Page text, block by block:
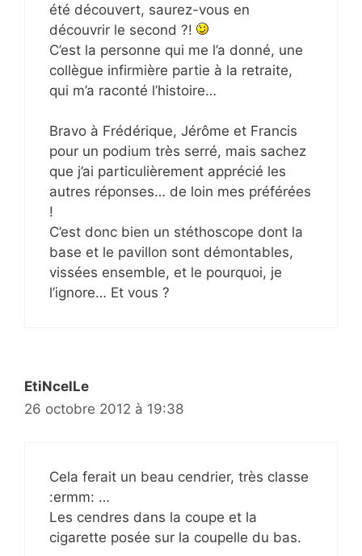
été découvert, saurez-vous en
découvrir le second ?!
C’est la personne qui me l’a donné, une
collègue infirmière partie à la retraite,
qui m’a raconté l’histoire…
Bravo à Frédérique, Jérôme et Francis
pour un podium très serré, mais sachez
que j’ai particulièrement apprécié les
autres réponses… de loin mes préférées
!
C’est donc bien un stéthoscope dont la
base et le pavillon sont démontables,
vissées ensemble, et le pourquoi, je
l’ignore… Et vous ?
EtiNcelLe
26 octobre 2012 à 19:38
Cela ferait un beau cendrier, très classe
:ermm: …
Les cendres dans la coupe et la
cigarette posée sur la coupelle du bas.